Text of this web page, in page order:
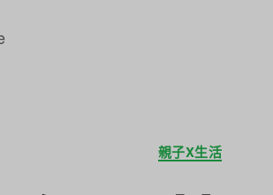
分
類
親子X生活